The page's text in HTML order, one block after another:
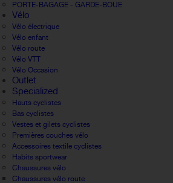
PORTE-BAGAGE - GARDE-BOUE
Vélo
Vélo électrique
Vélo enfant
Vélo route
Vélo VTT
Vélo Occasion
Outlet
Specialized
Hauts cyclistes
Bas cyclistes
Vestes et gilets cyclistes
Premières couches vélo
Accessoires textile cyclistes
Habits sportwear
Chaussures vélo
Chaussures vélo route